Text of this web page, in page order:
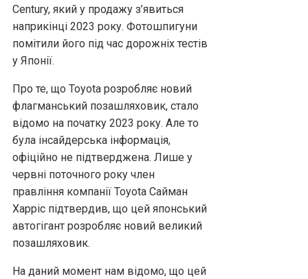
Century, який у продажу з’явиться
наприкінці 2023 року. Фотошпигуни
помітили його під час дорожніх тестів
у Японії.
Про те, що Toyota розробляє новий
флагманський позашляховик, стало
відомо на початку 2023 року. Але то
була інсайдерська інформація,
офіційно не підтверджена. Лише у
червні поточного року член
правління компанії Toyota Сайман
Харріс підтвердив, що цей японський
автогігант розробляє новий великий
позашляховик.
На даний момент нам відомо, що цей